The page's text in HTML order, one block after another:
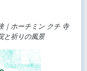
｜ホーチミン クチ 寺
と祈りの風景